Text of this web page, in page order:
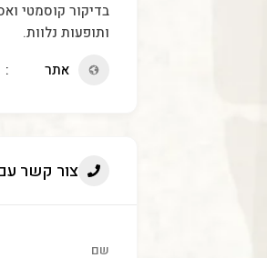
בדיקור קוסמטי
ותופעות נלוות.
אתר
צור קשר